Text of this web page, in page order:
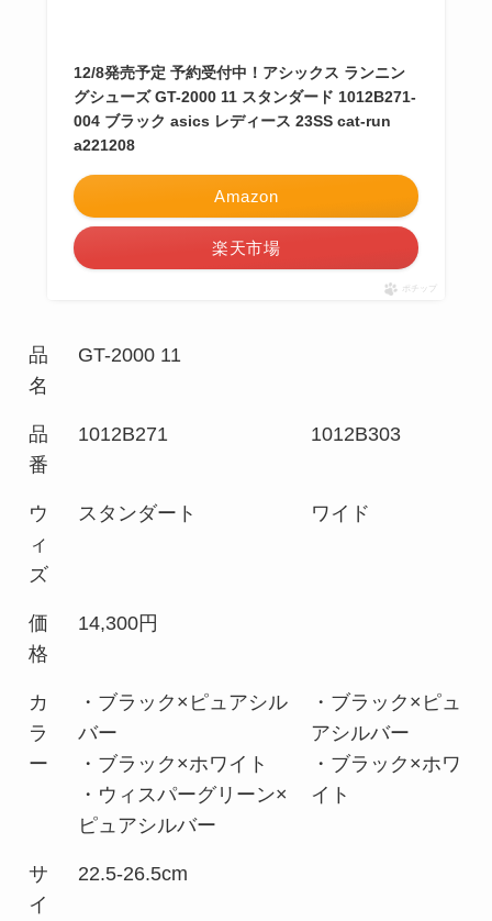
12/8発売予定 予約受付中！アシックス ランニン
グシューズ GT-2000 11 スタンダード 1012B271-
004 ブラック asics レディース 23SS cat-run
a221208
Amazon
楽天市場
ポチップ
品
名
GT-2000 11
品
番
1012B271 1012B303
ウ
ィ
ズ
スタンダート ワイド
価
格
14,300円
カ
ラ
ー
・ブラック×ピュアシル
バー
・ブラック×ホワイト
・ウィスパーグリーン×
ピュアシルバー
・ブラック×ピュ
アシルバー
・ブラック×ホワ
イト
サ
イ
22.5-26.5cm